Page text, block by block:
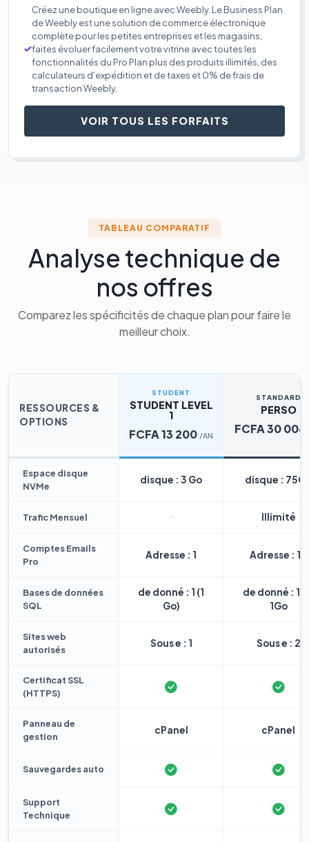
Créez une boutique en ligne avec Weebly. Le Business Plan
de Weebly est une solution de commerce électronique
complète pour les petites entreprises et les magasins,
faites évoluer facilement votre vitrine avec toutes les
fonctionnalités du Pro Plan plus des produits illimités, des
calculateurs d'expédition et de taxes et 0% de frais de
transaction Weebly.
VOIR TOUS LES FORFAITS
TABLEAU COMPARATIF
Analyse technique de
nos offres
Comparez les spécificités de chaque plan pour faire le
meilleur choix.
RESSOURCES &
OPTIONS
STUDENT
STUDENT LEVEL
1
FCFA 13 200 /AN
STANDARD
PERSO
FCFA 30 004
Espace disque
NVMe
disque : 3 Go disque :
Trafic Mensuel Illimité
Comptes Emails
Pro
Adresse : 1 Adresse : 10
Bases de données
SQL
de donné : 1 (1
Go)
de donné : 1
1Go
Sites web
autorisés
Sous e : 1 Sous e : 2
Certificat SSL
(HTTPS)
Panneau de
gestion
cPanel cPanel
Sauvegardes auto
Support
Technique